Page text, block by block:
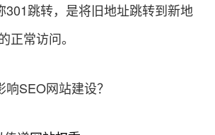
301跳转，是将旧地址跳转到新地
正常访问。
SEO网站建设？